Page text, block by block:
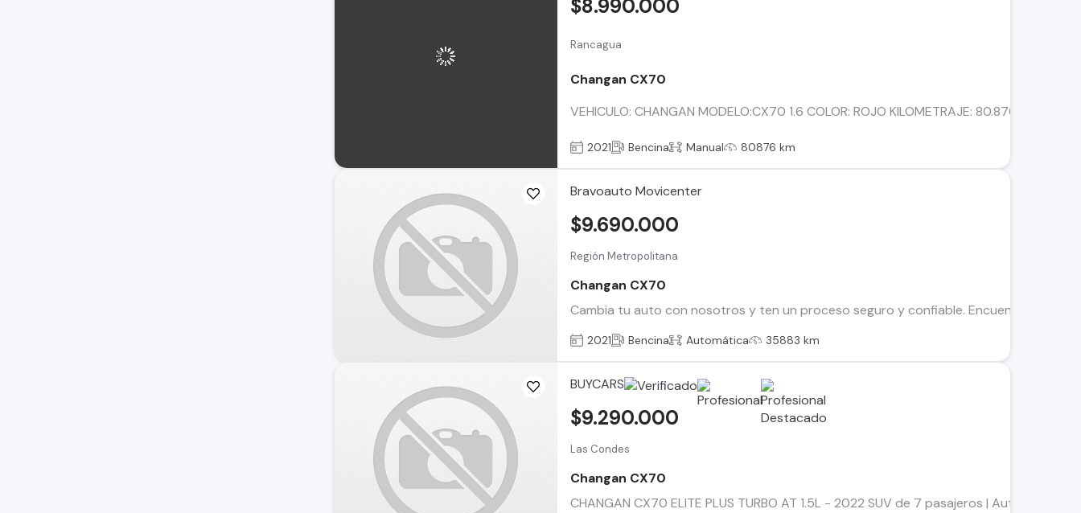
Rancagua
Changan CX70
VEHICULO: CHANGAN MODELO:CX70 1.6 COLOR: ROJO KILOMETRAJE: 80.876
$8.990.000
2021 Bencina Manual 80876 km
Bravoauto Movicenter
Región Metropolitana
Changan CX70
Cambia tu auto con nosotros y ten un proceso seguro y confiable. Encuentra el ideal
$9.690.000
2021 Bencina Automática 35883 km
BUYCARS
Las Condes
Changan CX70
CHANGAN CX70 ELITE PLUS TURBO AT 1.5L - 2022 SUV de 7 pasajeros |
$9.290.000